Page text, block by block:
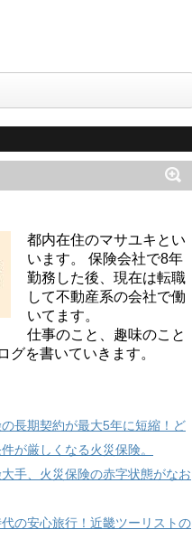
都内在住のマサユキとい
います。 保険会社で8年
勤務した後、現在は転職
して不動産系の会社で働
いてます。
仕事のこと、趣味のこと
グを書いていきます。
長期契約が最大5年に短縮！ど
が厳しくなる火災保険。
手、火災保険の赤字状態がなお
の安心旅行！近畿ツーリストの